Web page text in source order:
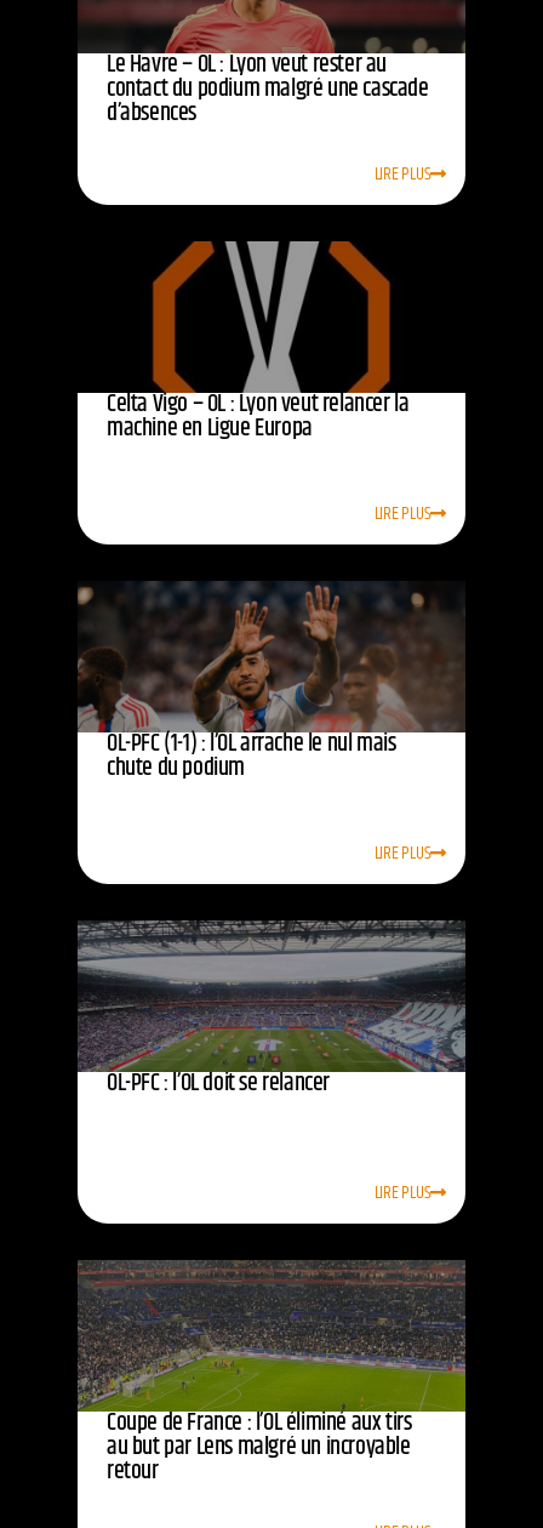
Le Havre – OL : Lyon veut rester au
contact du podium malgré une cascade
d’absences
LIRE PLUS
Celta Vigo – OL : Lyon veut relancer la
machine en Ligue Europa
LIRE PLUS
OL-PFC (1-1) : l’OL arrache le nul mais
chute du podium
LIRE PLUS
OL-PFC : l’OL doit se relancer
LIRE PLUS
Coupe de France : l’OL éliminé aux tirs
au but par Lens malgré un incroyable
retour